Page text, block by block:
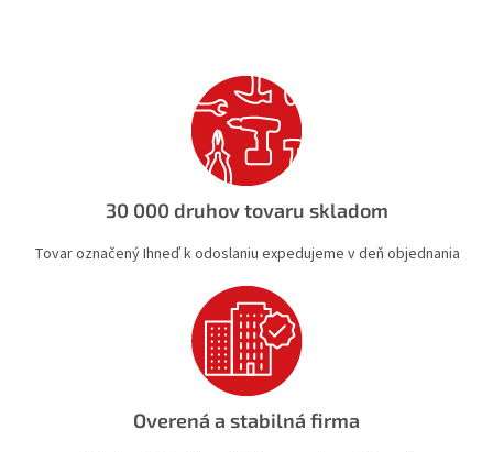
e
p
r
v
k
ý
i
s
u
e
30 000 druhov tovaru skladom
Tovar označený Ihneď k odoslaniu expedujeme v deň objednania
Overená a stabilná firma